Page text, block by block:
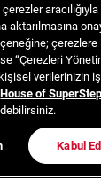
aktarılmasına
“Çerezleri
verilerinizin
House of
Kabul